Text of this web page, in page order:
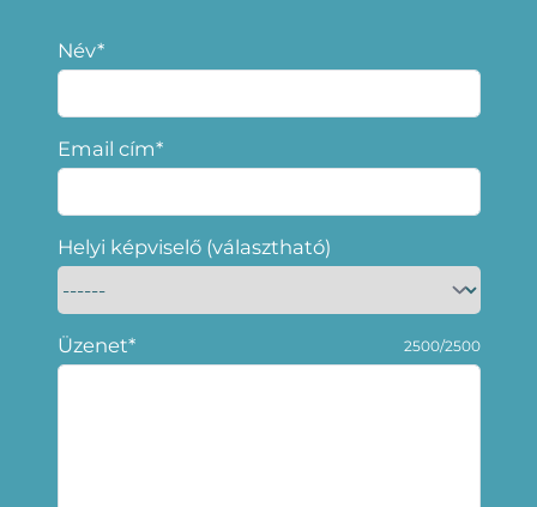
Név*
Email cím*
Helyi képviselő (választható)
Üzenet* 2500/2500